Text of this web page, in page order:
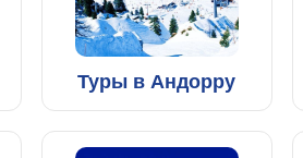
Туры в Андорру